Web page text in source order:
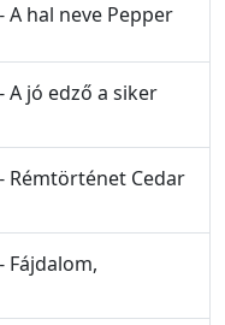
A hal neve Pepper
A jó edző a siker
Rémtörténet Cedar
Fájdalom,